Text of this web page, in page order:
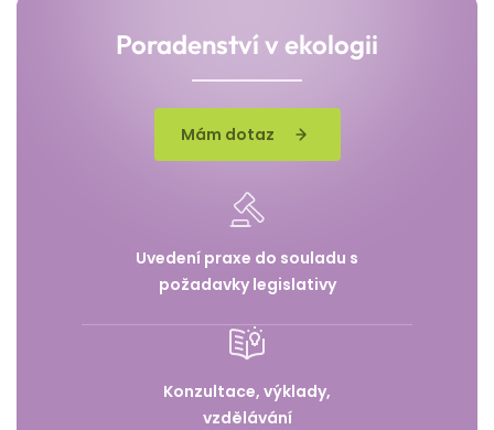
Poradenství v ekologii
Mám dotaz
Uvedení praxe do souladu s
požadavky legislativy
Konzultace, výklady,
vzdělávání